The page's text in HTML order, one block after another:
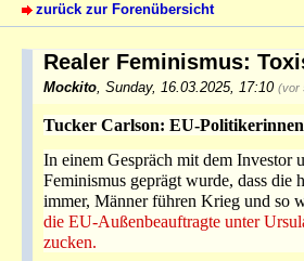
zurück zur Forenübersicht
Realer Feminismus:
Mockito Sunday, 16.03.2025, 17:10 (vor
Tucker Carlson: EU-
In einem Gespräch mit dem Investor
Feminismus geprägt wurde, dass die
immer, Männer führen Krieg und so
die EU-Außenbeauftragte unter
zucken.